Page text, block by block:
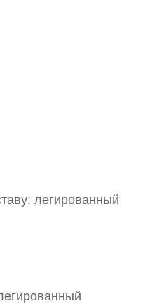
легированный